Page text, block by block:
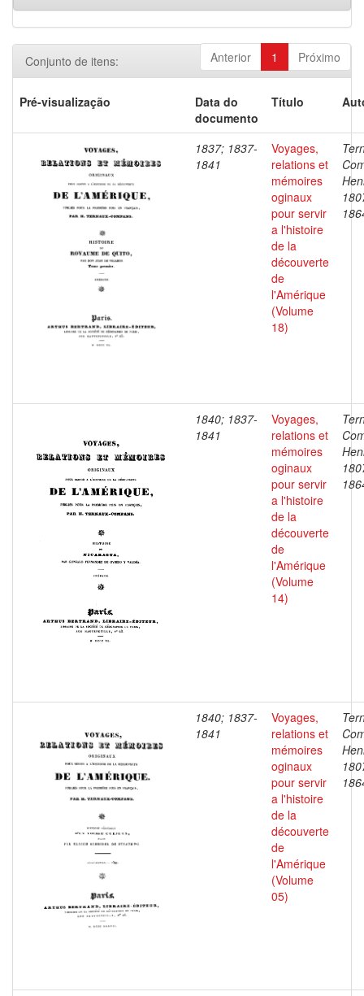
Anterior 1 Próximo
Conjunto de itens:
Pré-visualização
Data do
documento
Título
1837; 1837-
1841
Voyages,
relations et
mémoires
oginaux
pour servir
a l'histoire
de la
découverte
de
l'Amérique
(Volume
18)
1840; 1837-
1841
Voyages,
relations et
mémoires
oginaux
pour servir
a l'histoire
de la
découverte
de
l'Amérique
(Volume
14)
1840; 1837-
1841
Voyages,
relations et
mémoires
oginaux
pour servir
a l'histoire
de la
découverte
de
l'Amérique
(Volume
05)